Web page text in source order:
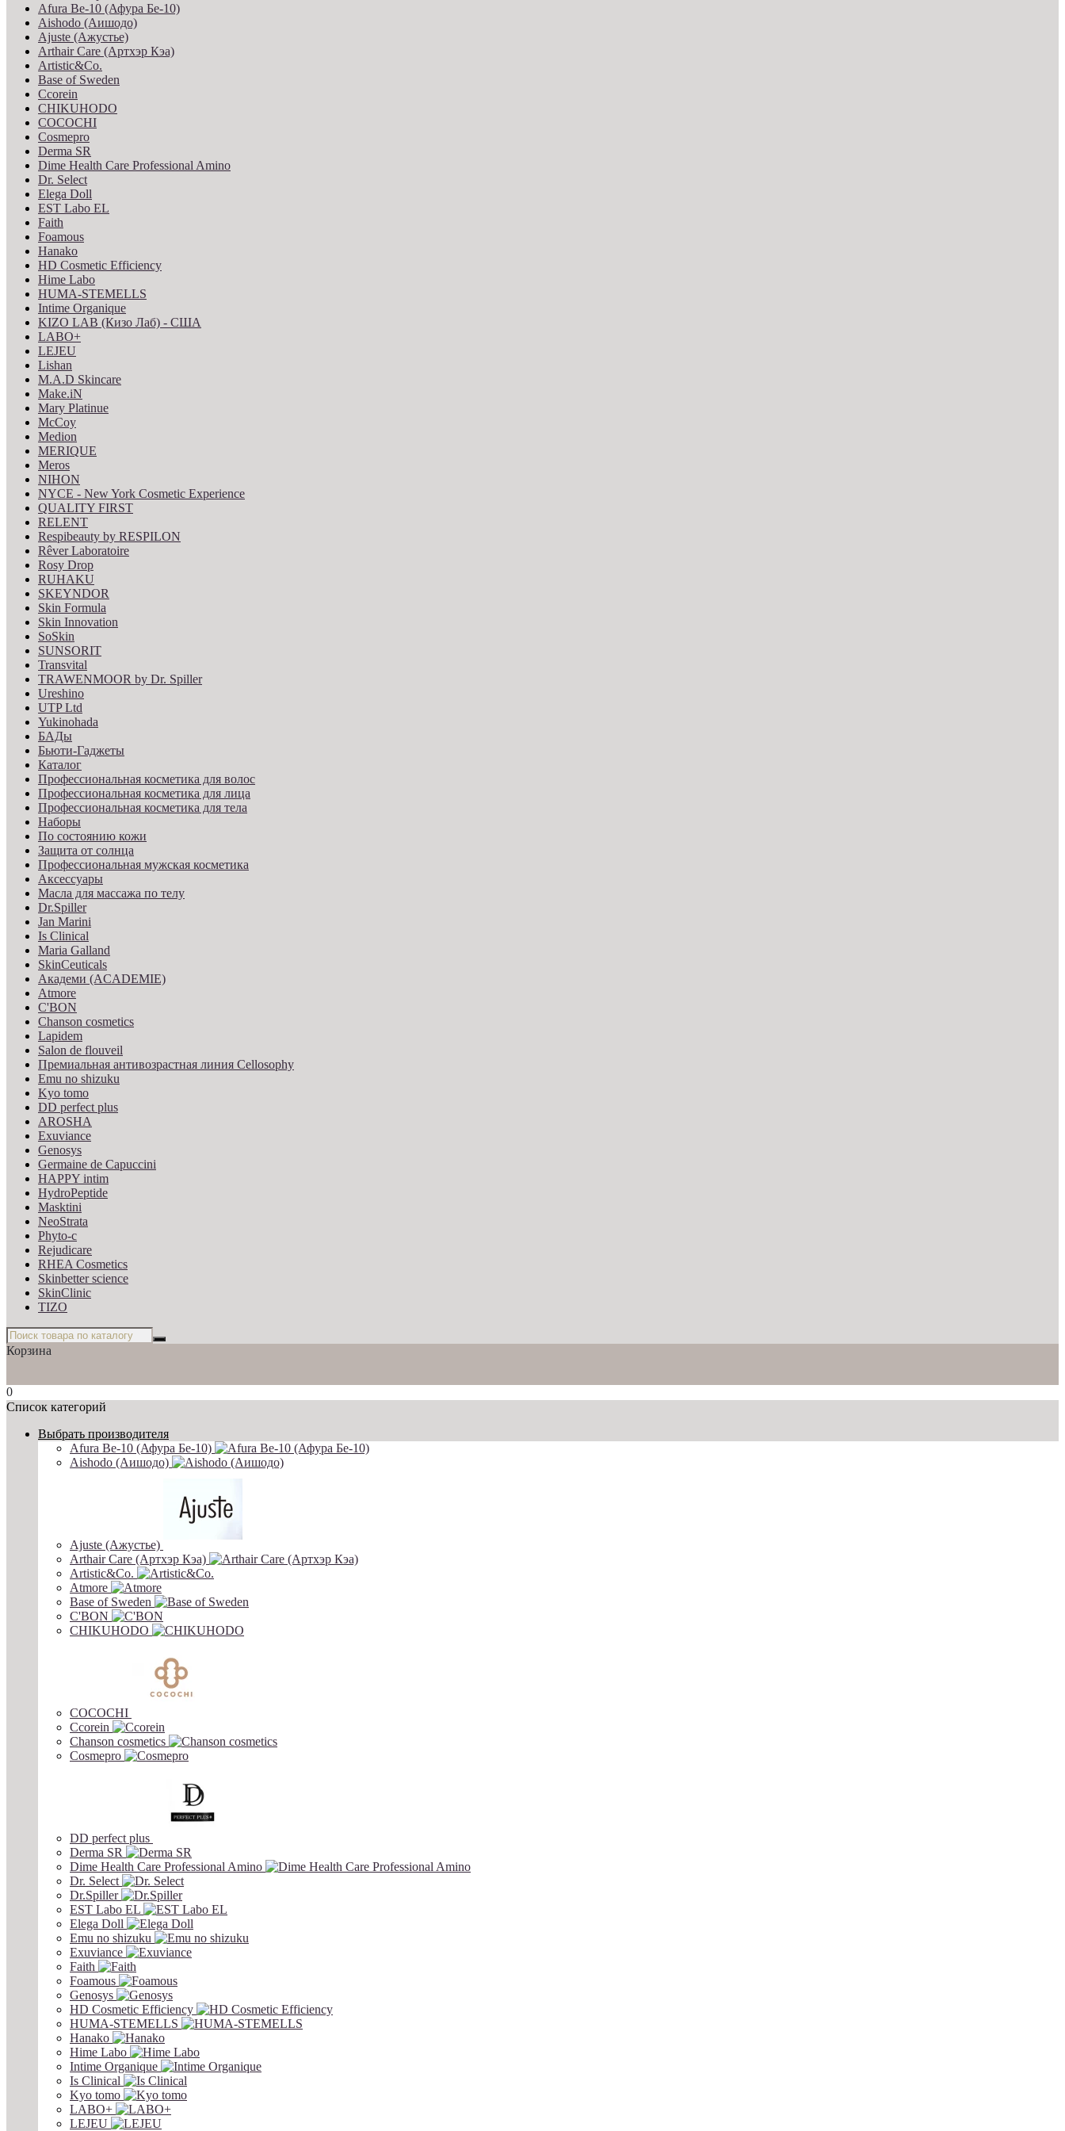
Afura Be-10 (Афура Бе-10)
Aishodo (Аишодо)
Ajuste (Ажустье)
Arthair Care (Артхэр Кэа)
Artistic&Co.
Base of Sweden
Ccorein
CHIKUHODO
COCOCHI
Cosmepro
Derma SR
Dime Health Care Professional Amino
Dr. Select
Elega Doll
EST Labo EL
Faith
Foamous
Hanako
HD Cosmetic Efficiency
Hime Labo
HUMA-STEMELLS
Intime Organique
KIZO LAB (Кизо Лаб) - США
LABO+
LEJEU
Lishan
M.A.D Skincare
Make.iN
Mary Platinue
McCoy
Medion
MERIQUE
Meros
NIHON
NYCE - New York Cosmetic Experience
QUALITY FIRST
RELENT
Respibeauty by RESPILON
Rêver Laboratoire
Rosy Drop
RUHAKU
SKEYNDOR
Skin Formula
Skin Innovation
SoSkin
SUNSORIT
Transvital
TRAWENMOOR by Dr. Spiller
Ureshino
UTP Ltd
Yukinohada
БАДы
Бьюти-Гаджеты
Каталог
Профессиональная косметика для волос
Профессиональная косметика для лица
Профессиональная косметика для тела
Наборы
По состоянию кожи
Защита от солнца
Профессиональная мужская косметика
Аксессуары
Масла для массажа по телу
Dr.Spiller
Jan Marini
Is Clinical
Maria Galland
SkinCeuticals
Академи (ACADEMIE)
Atmore
C'BON
Chanson cosmetics
Lapidem
Salon de flouveil
Премиальная антивозрастная линия Cellosophy
Emu no shizuku
Kyo tomo
DD perfect plus
AROSHA
Exuviance
Genosys
Germaine de Capuccini
HAPPY intim
HydroPeptide
Masktini
NeoStrata
Phyto-c
Rejudicare
RHEA Cosmetics
Skinbetter science
SkinСlinic
TIZO
Корзина
0
Список категорий
Выбрать производителя
Afura Be-10 (Афура Бе-10)
Aishodo (Аишодо)
Ajuste (Ажустье)
Arthair Care (Артхэр Кэа)
Artistic&Co.
Atmore
Base of Sweden
C'BON
CHIKUHODO
COCOCHI
Ccorein
Chanson cosmetics
Cosmepro
DD perfect plus
Derma SR
Dime Health Care Professional Amino
Dr. Select
Dr.Spiller
EST Labo EL
Elega Doll
Emu no shizuku
Exuviance
Faith
Foamous
Genosys
HD Cosmetic Efficiency
HUMA-STEMELLS
Hanako
Hime Labo
Intime Organique
Is Clinical
Kyo tomo
LABO+
LEJEU